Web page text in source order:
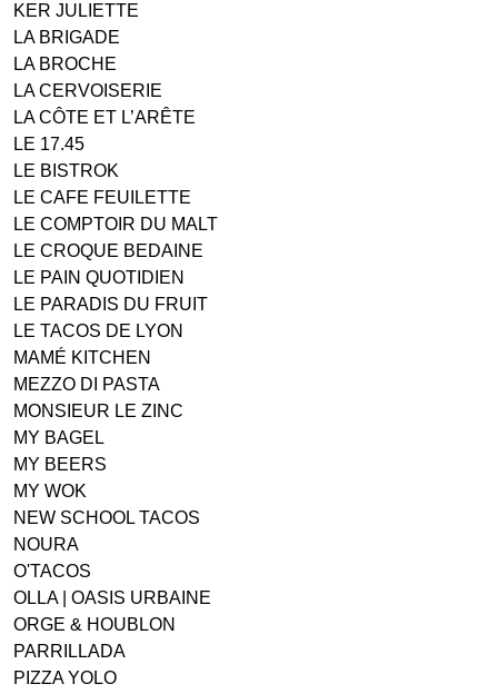
KER JULIETTE
LA BRIGADE
LA BROCHE
LA CERVOISERIE
LA CÔTE ET L’ARÊTE
LE 17.45
LE BISTROK
LE CAFE FEUILETTE
LE COMPTOIR DU MALT
LE CROQUE BEDAINE
LE PAIN QUOTIDIEN
LE PARADIS DU FRUIT
LE TACOS DE LYON
MAMÉ KITCHEN
MEZZO DI PASTA
MONSIEUR LE ZINC
MY BAGEL
MY BEERS
MY WOK
NEW SCHOOL TACOS
NOURA
O'TACOS
OLLA | OASIS URBAINE
ORGE & HOUBLON
PARRILLADA
PIZZA YOLO